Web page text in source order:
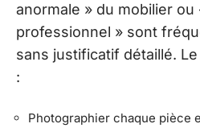
anormale » du mobilier ou
professionnel » sont
sans justificatif détaillé.
:
Photographier chaque pièce